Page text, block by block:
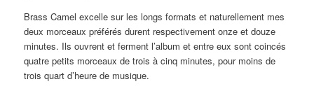
Brass Camel excelle sur les longs formats et naturellement mes
deux morceaux préférés durent respectivement onze et douze
minutes. Ils ouvrent et ferment l’album et entre eux sont coincés
quatre petits morceaux de trois à cinq minutes, pour moins de
trois quart d’heure de musique.